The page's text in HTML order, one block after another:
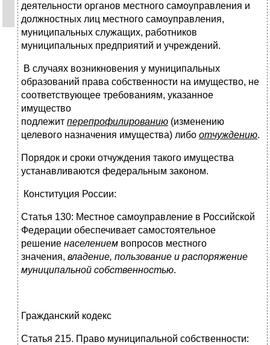
деятельности органов местного самоуправления и
должностных лиц местного самоуправления,
муниципальных служащих, работников
муниципальных предприятий и учреждений.
В случаях возникновения у муниципальных
образований права собственности на имущество, не
соответствующее требованиям, указанное
имущество
подлежит перепрофилированию (изменению
целевого назначения имущества) либо отчуждению.
Порядок и сроки отчуждения такого имущества
устанавливаются федеральным законом.
Конституция России:
Статья 130: Местное самоуправление в Российской
Федерации обеспечивает самостоятельное
решение населением вопросов местного
значения, владение, пользование и распоряжение
муниципальной собственностью.
Гражданский кодекс
Статья 215. Право муниципальной собственности: